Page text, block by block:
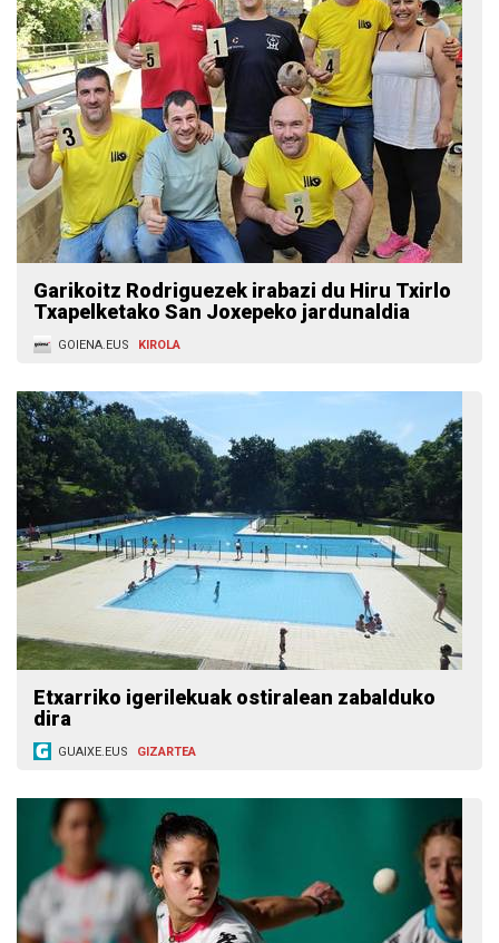
Garikoitz Rodriguezek irabazi du Hiru Txirlo
Txapelketako San Joxepeko jardunaldia
GOIENA.EUS KIROLA
Etxarriko igerilekuak ostiralean zabalduko
dira
GUAIXE.EUS GIZARTEA